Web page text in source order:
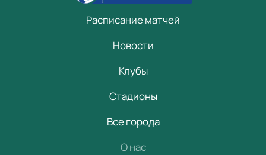
Расписание матчей
Новости
Клубы
Стадионы
Все города
О нас